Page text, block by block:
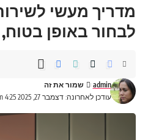
מדריך מעשי
לבחור באופן בטוח,
עודכן לאחרונה: דצמבר 27, 2025 4:25 pm
admin